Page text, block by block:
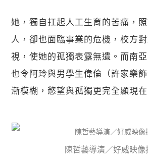
她，獨自扛起人工生育的苦痛，
人，卻也面臨事業的危機，校方
視，使她的孤獨表露無遺。而南
也令阿玲與男學生偉倫（許家樂
漸模糊，慾望與孤獨更完全顯現
陳哲藝導演／好威映像